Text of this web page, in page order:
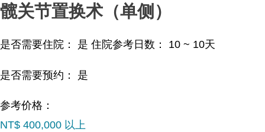
髋关节置换术（单侧）
是否需要住院： 是 住院参考日数： 10 ~ 10天
是否需要预约： 是
参考价格：
NT$ 400,000 以上